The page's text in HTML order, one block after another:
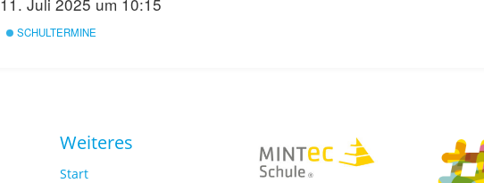
SCHULTERMINE
Weiteres
Start